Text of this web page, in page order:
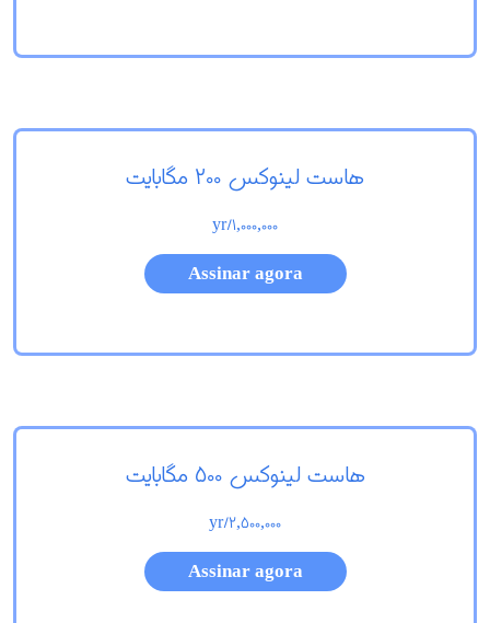
هاست لینوکس 200 مگابایت
1,000,000
/yr
Assinar agora
هاست لینوکس 500 مگابایت
2,500,000
/yr
Assinar agora